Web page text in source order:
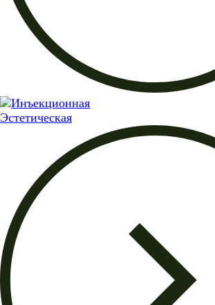
Эстетическая